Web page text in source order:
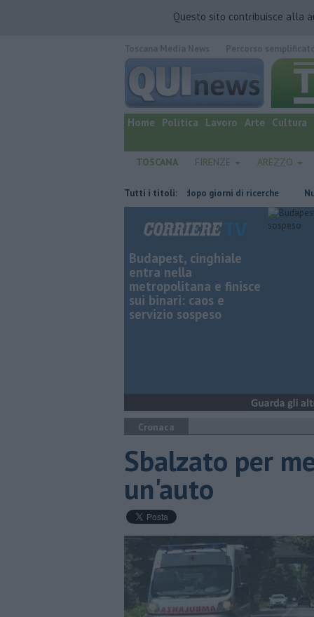
Questo sito contribuisce alla
quotidiano online.
Home Politica Lavoro Arte Cultura
TOSCANA FIRENZE AREZZO
Tutti i titoli:
Ritrovato senza vita dopo giorni di ricerche Nuova
Budapest, cinghiale
entra nella
metropolitana e finisce
sui binari: caos e
servizio sospeso
Cronaca
Sbalzato per
un'auto